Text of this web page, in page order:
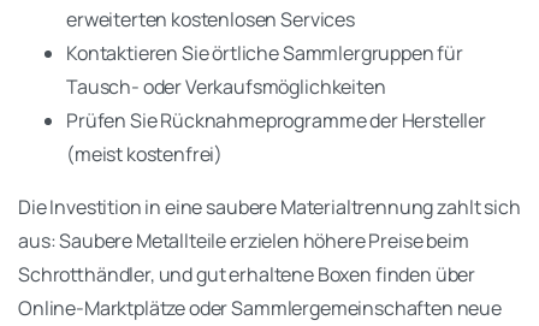
erweiterten kostenlosen Services
Kontaktieren Sie örtliche Sammlergruppen für
Tausch- oder Verkaufsmöglichkeiten
Prüfen Sie Rücknahmeprogramme der Hersteller
(meist kostenfrei)
Die Investition in eine saubere Materialtrennung zahlt sich
aus: Saubere Metallteile erzielen höhere Preise beim
Schrotthändler, und gut erhaltene Boxen finden über
Online-Marktplätze oder Sammlergemeinschaften neue